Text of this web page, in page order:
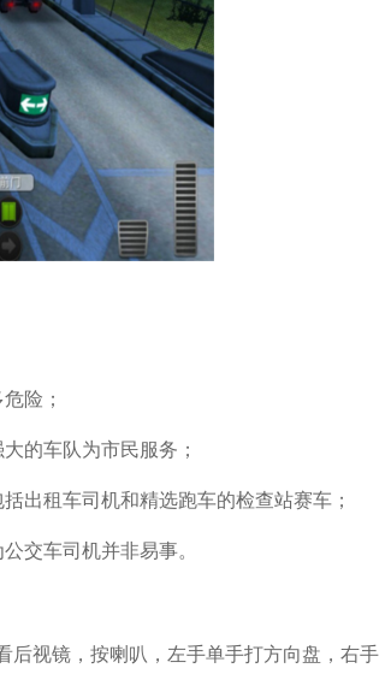
险；
的车队为市民服务；
出租车司机和精选跑车的检查站赛车；
交车司机并非易事。
后视镜，按喇叭，左手单手打方向盘，右手